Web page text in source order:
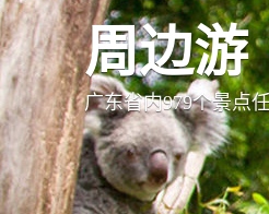
周边游
广东省内979个景点